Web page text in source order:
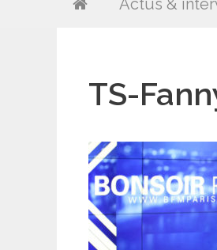
Actus &
TS-